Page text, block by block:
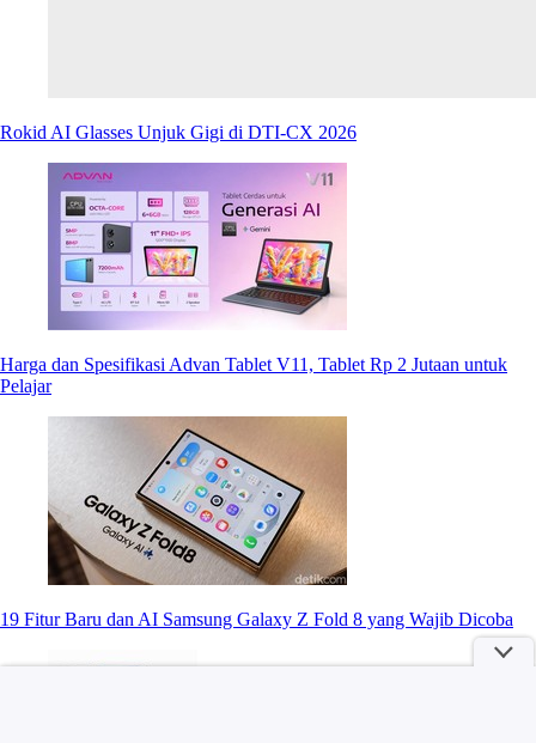
Rokid AI Glasses Unjuk Gigi di DTI-CX 2026
Harga dan Spesifikasi Advan Tablet V11, Tablet Rp 2 Jutaan untuk
Pelajar
19 Fitur Baru dan AI Samsung Galaxy Z Fold 8 yang Wajib Dicoba